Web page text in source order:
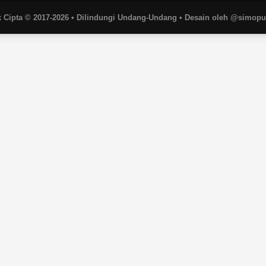
Cipta © 2017-2026 • Dilindungi Undang-Undang • Desain oleh